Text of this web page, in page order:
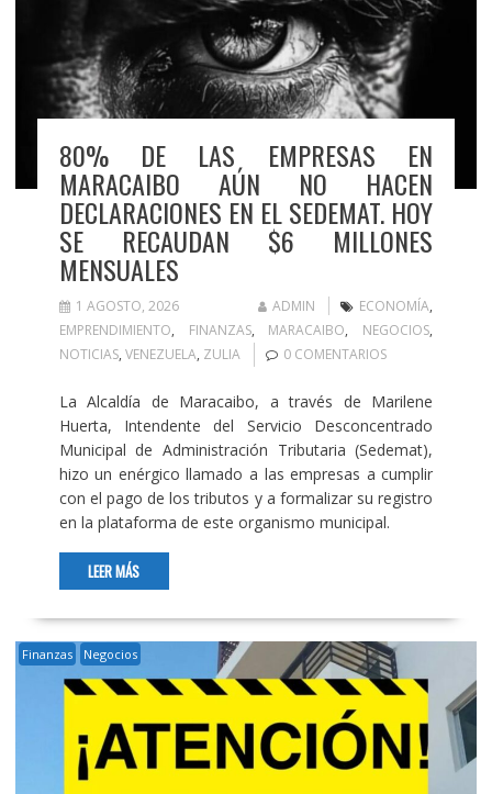
80% DE LAS EMPRESAS EN
MARACAIBO AÚN NO HACEN
DECLARACIONES EN EL SEDEMAT. HOY
SE RECAUDAN $6 MILLONES
MENSUALES
1 AGOSTO, 2026 ADMIN ECONOMÍA,
EMPRENDIMIENTO, FINANZAS, MARACAIBO, NEGOCIOS,
NOTICIAS, VENEZUELA, ZULIA 0 COMENTARIOS
La Alcaldía de Maracaibo, a través de Marilene
Huerta, Intendente del Servicio Desconcentrado
Municipal de Administración Tributaria (Sedemat),
hizo un enérgico llamado a las empresas a cumplir
con el pago de los tributos y a formalizar su registro
en la plataforma de este organismo municipal.
LEER MÁS
Finanzas Negocios